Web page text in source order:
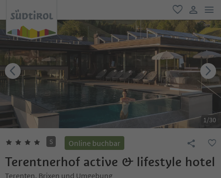
favorit
user link
1/30
S Online buchbar
Terentnerhof active & lifestyle hotel
Terenten, Brixen und Umgebung